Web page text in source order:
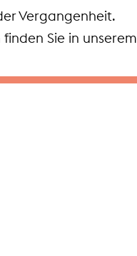
Vergangenheit.
Sie in unserem